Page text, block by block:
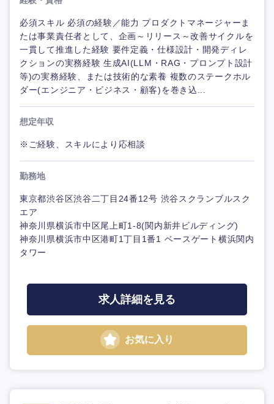
必須スキル 必須の経験／能力 プロダクトマネージャーま
たは事業責任者として、企画～リリース～改善サイクルを
一貫して推進した経験 要件定義・仕様設計・開発ディレ
クションの実務経験 生成AI(LLM・RAG・プロンプト設計
等)の実務経験、または技術的な素養 複数のステークホル
ダー(エンジニア・ビジネス・顧客)を巻き込...
想定年収
※ご経験、スキルにより応相談
勤務地
東京都渋谷区渋谷二丁目24番12号 渋谷スクランブルスク
エア
神奈川県横浜市中区尾上町1-8(関内新井ビルディング)
神奈川県横浜市中区港町1丁目1番1 ベースゲート横浜関内
タワー
求人詳細を見る
お気に入り